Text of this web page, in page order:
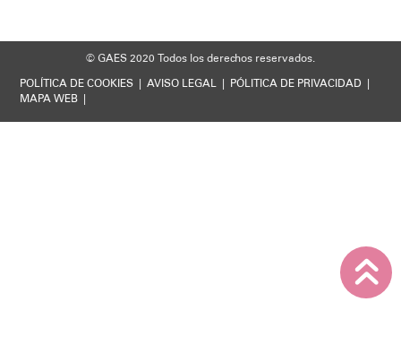
© GAES 2020 Todos los derechos reservados.
POLÍTICA DE COOKIES
AVISO LEGAL PÓLITICA DE PRIVACIDAD
MAPA WEB